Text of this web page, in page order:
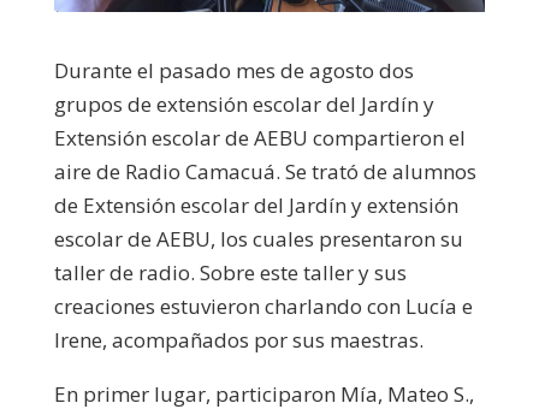
Durante el pasado mes de agosto dos
grupos de extensión escolar del Jardín y
Extensión escolar de AEBU compartieron el
aire de Radio Camacuá. Se trató de alumnos
de Extensión escolar del Jardín y extensión
escolar de AEBU, los cuales presentaron su
taller de radio. Sobre este taller y sus
creaciones estuvieron charlando con Lucía e
Irene, acompañados por sus maestras.
En primer lugar, participaron Mía, Mateo S.,